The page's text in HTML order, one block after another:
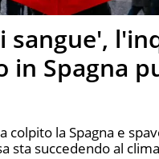
sangue',
in Spagna
colpito la Spagna e
sta succedendo al